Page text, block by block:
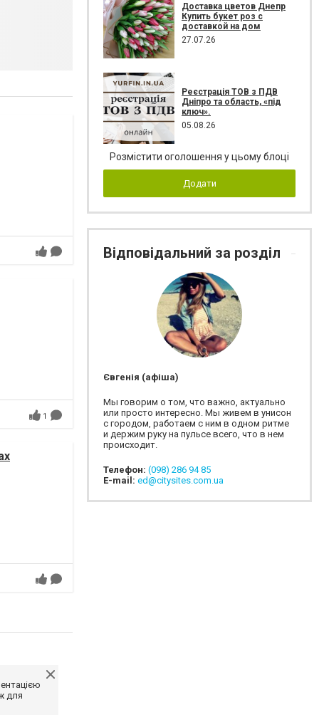
1
для
Доставка цветов Днепр
Купить букет роз с
доставкой на дом
27.07.26
Реєстрація ТОВ з ПДВ
Дніпро та область, «під
ключ».
05.08.26
Розмістити оголошення у цьому блоці
Додати
Відповідальний за розділ
Євгенія (афіша)
Мы говорим о том, что важно, актуально
или просто интересно. Мы живем в унисон
с городом, работаем с ним в одном ритме
и держим руку на пульсе всего, что в нем
происходит.
Телефон: (098) 286 94 85
E-mail: ed@citysites.com.ua